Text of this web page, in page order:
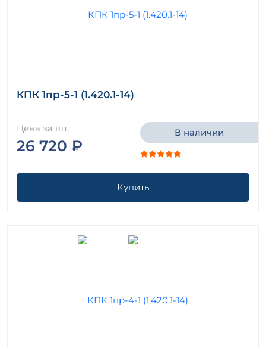
КПК 1пр-5-1 (1.420.1-14)
Цена за шт.
26 720 ₽
В наличии
Купить